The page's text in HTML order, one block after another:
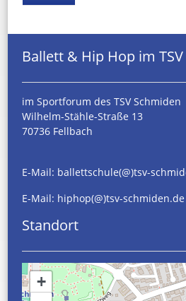
Ballett & Hip Hop im
im Sportforum des TSV Schmiden
Wilhelm-Stähle-Straße 13
70736 Fellbach
E-Mail: ballettschule(@)tsv-
E-Mail: hiphop(@)tsv-schmiden.de
Standort
+